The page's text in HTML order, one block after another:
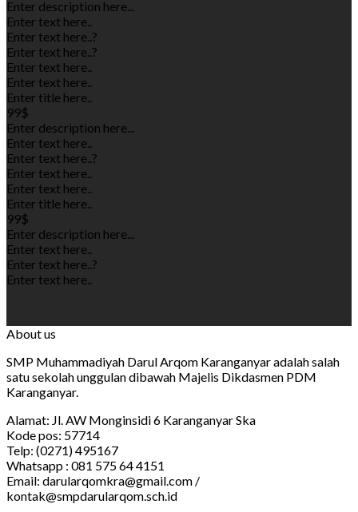
Enter description here...
Enter text here..
Enter text here.. ?
Enter text here.. ?
Enter text here..
Enter text here..
Enter title here..
99$
Enter description here...
Enter text here..
Enter text here.. ?
Enter text here..
Enter text here..
Enter title here..
99$
Enter description here...
Enter text here..
Enter text here.. ?
Enter text here..
About us
SMP Muhammadiyah Darul Arqom Karanganyar adalah salah
satu sekolah unggulan dibawah Majelis Dikdasmen PDM
Karanganyar.
Alamat: Jl. AW Monginsidi 6 Karanganyar Ska
Kode pos: 57714
Telp: (0271) 495167
Whatsapp : 081 575 64 4151
Email: darularqomkra@gmail.com /
kontak@smpdarularqom.sch.id